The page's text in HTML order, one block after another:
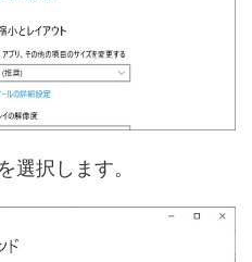
選択します。